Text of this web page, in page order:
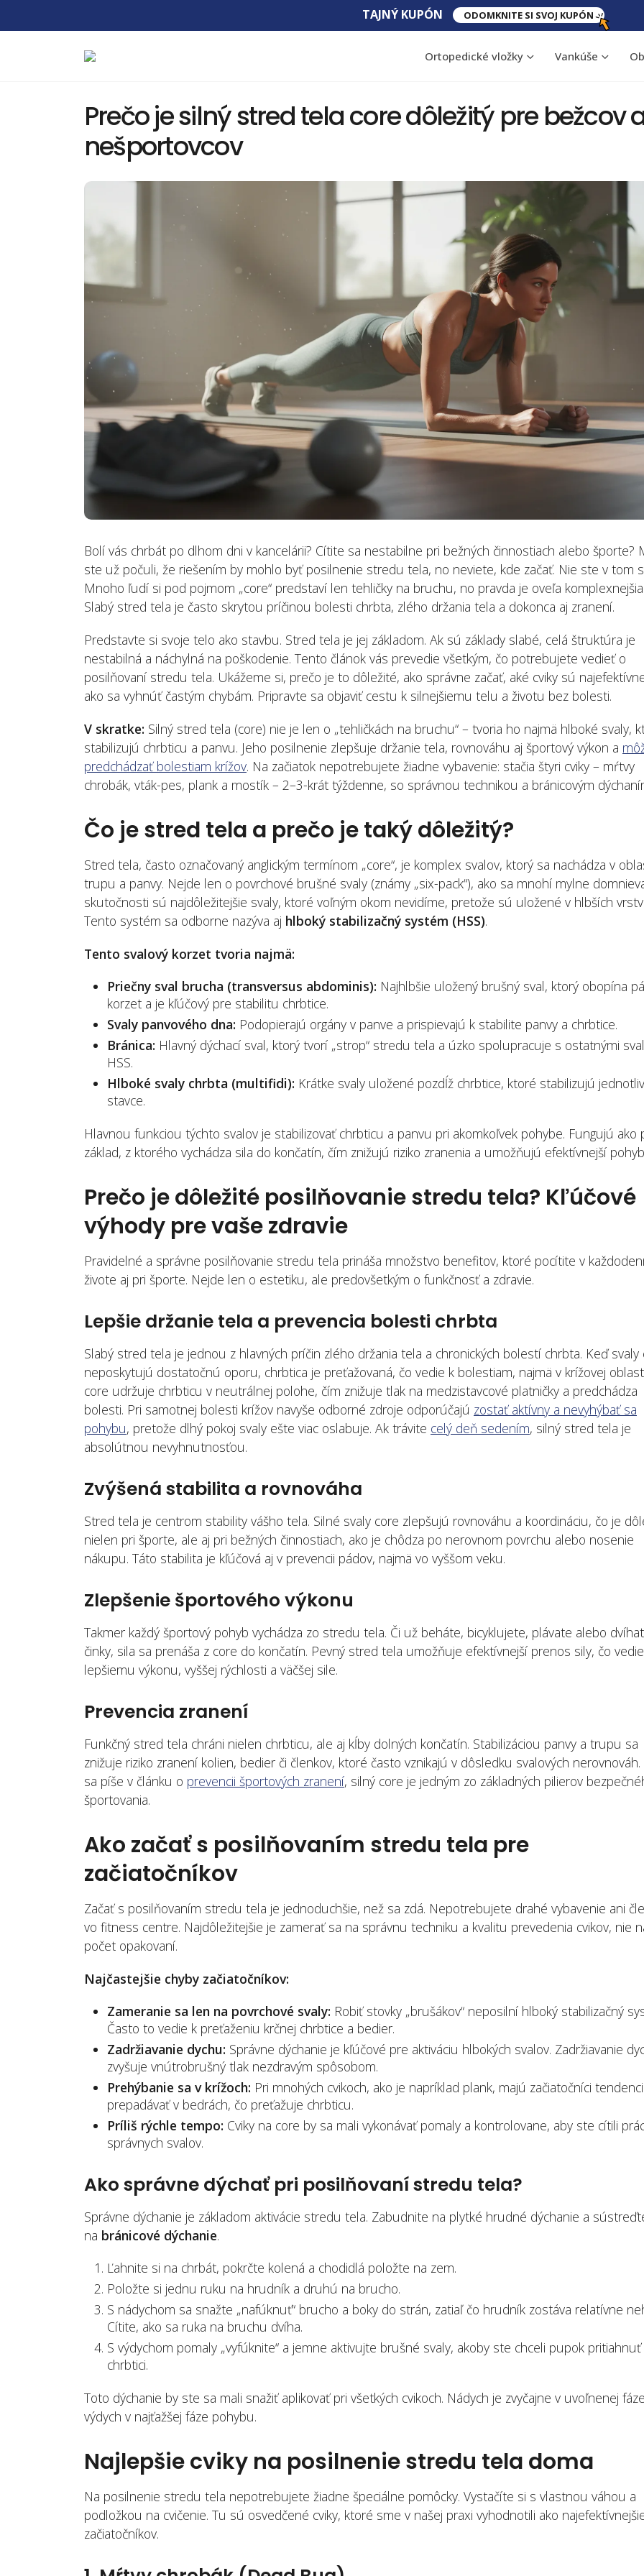
TAJNÝ​ KUPÓN ODOMKNITE SI SVOJ KUPÓN
Ortopedické vložky Vankúše
Prečo je silný stred tela core dôležitý pre bežcov
nešportovcov
Bolí vás chrbát po dlhom dni v kancelárii? Cítite sa nestabilne pri bežných činnostiach alebo športe?
ste už počuli, že riešením by mohlo byť posilnenie stredu tela, no neviete, kde začať. Nie ste v tom
Mnoho ľudí si pod pojmom „core“ predstaví len tehličky na bruchu, no pravda je oveľa komplexnejšia.
Slabý stred tela je často skrytou príčinou bolesti chrbta, zlého držania tela a dokonca aj zranení.
Predstavte si svoje telo ako stavbu. Stred tela je jej základom. Ak sú základy slabé, celá štruktúra je
nestabilná a náchylná na poškodenie. Tento článok vás prevedie všetkým, čo potrebujete vedieť o
posilňovaní stredu tela. Ukážeme si, prečo je to dôležité, ako správne začať, aké cviky sú
ako sa vyhnúť častým chybám. Pripravte sa objaviť cestu k silnejšiemu telu a životu bez bolesti.
V skratke: Silný stred tela (core) nie je len o „tehličkách na bruchu“ – tvoria ho najmä hlboké svaly,
stabilizujú chrbticu a panvu. Jeho posilnenie zlepšuje držanie tela, rovnováhu aj športový výkon a
predchádzať bolestiam krížov. Na začiatok nepotrebujete žiadne vybavenie: stačia štyri cviky – mŕtvy
chrobák, vták-pes, plank a mostík – 2–3-krát týždenne, so správnou technikou a bránicovým
Čo je stred tela a prečo je taký dôležitý?
Stred tela, často označovaný anglickým termínom „core“, je komplex svalov, ktorý sa nachádza v
trupu a panvy. Nejde len o povrchové brušné svaly (známy „six-pack“), ako sa mnohí mylne
skutočnosti sú najdôležitejšie svaly, ktoré voľným okom nevidíme, pretože sú uložené v hlbších
Tento systém sa odborne nazýva aj hlboký stabilizačný systém (HSS).
Tento svalový korzet tvoria najmä:
Priečny sval brucha (transversus abdominis): Najhlbšie uložený brušný sval, ktorý obopína
korzet a je kľúčový pre stabilitu chrbtice.
Svaly panvového dna: Podopierajú orgány v panve a prispievajú k stabilite panvy a chrbtice.
Bránica: Hlavný dýchací sval, ktorý tvorí „strop“ stredu tela a úzko spolupracuje s ostatnými
HSS.
Hlboké svaly chrbta (multifidi): Krátke svaly uložené pozdĺž chrbtice, ktoré stabilizujú
stavce.
Hlavnou funkciou týchto svalov je stabilizovať chrbticu a panvu pri akomkoľvek pohybe. Fungujú ako
základ, z ktorého vychádza sila do končatín, čím znižujú riziko zranenia a umožňujú efektívnejší
Prečo je dôležité posilňovanie stredu tela? Kľúčové
výhody pre vaše zdravie
Pravidelné a správne posilňovanie stredu tela prináša množstvo benefitov, ktoré pocítite v
živote aj pri športe. Nejde len o estetiku, ale predovšetkým o funkčnosť a zdravie.
Lepšie držanie tela a prevencia bolesti chrbta
Slabý stred tela je jednou z hlavných príčin zlého držania tela a chronických bolestí chrbta. Keď svaly
neposkytujú dostatočnú oporu, chrbtica je preťažovaná, čo vedie k bolestiam, najmä v krížovej
core udržuje chrbticu v neutrálnej polohe, čím znižuje tlak na medzistavcové platničky a predchádza
bolesti. Pri samotnej bolesti krížov navyše odborné zdroje odporúčajú zostať aktívny a nevyhýbať sa
pohybu, pretože dlhý pokoj svaly ešte viac oslabuje. Ak trávite celý deň sedením, silný stred tela je
absolútnou nevyhnutnosťou.
Zvýšená stabilita a rovnováha
Stred tela je centrom stability vášho tela. Silné svaly core zlepšujú rovnováhu a koordináciu, čo je
nielen pri športe, ale aj pri bežných činnostiach, ako je chôdza po nerovnom povrchu alebo nosenie
nákupu. Táto stabilita je kľúčová aj v prevencii pádov, najmä vo vyššom veku.
Zlepšenie športového výkonu
Takmer každý športový pohyb vychádza zo stredu tela. Či už beháte, bicyklujete, plávate alebo
činky, sila sa prenáša z core do končatín. Pevný stred tela umožňuje efektívnejší prenos sily, čo
lepšiemu výkonu, vyššej rýchlosti a väčšej sile.
Prevencia zranení
Funkčný stred tela chráni nielen chrbticu, ale aj kĺby dolných končatín. Stabilizáciou panvy a trupu sa
znižuje riziko zranení kolien, bedier či členkov, ktoré často vznikajú v dôsledku svalových nerovnováh.
sa píše v článku o prevencii športových zranení, silný core je jedným zo základných pilierov
športovania.
Ako začať s posilňovaním stredu tela pre
začiatočníkov
Začať s posilňovaním stredu tela je jednoduchšie, než sa zdá. Nepotrebujete drahé vybavenie ani
vo fitness centre. Najdôležitejšie je zamerať sa na správnu techniku a kvalitu prevedenia cvikov, nie
počet opakovaní.
Najčastejšie chyby začiatočníkov:
Zameranie sa len na povrchové svaly: Robiť stovky „brušákov“ neposilní hlboký stabilizačný
Často to vedie k preťaženiu krčnej chrbtice a bedier.
Zadržiavanie dychu: Správne dýchanie je kľúčové pre aktiváciu hlbokých svalov. Zadržiavanie
zvyšuje vnútrobrušný tlak nezdravým spôsobom.
Prehýbanie sa v krížoch: Pri mnohých cvikoch, ako je napríklad plank, majú začiatočníci
prepadávať v bedrách, čo preťažuje chrbticu.
Príliš rýchle tempo: Cviky na core by sa mali vykonávať pomaly a kontrolovane, aby ste cítili
správnych svalov.
Ako správne dýchať pri posilňovaní stredu tela?
Správne dýchanie je základom aktivácie stredu tela. Zabudnite na plytké hrudné dýchanie a
na bránicové dýchanie.
Ľahnite si na chrbát, pokrčte kolená a chodidlá položte na zem.
Položte si jednu ruku na hrudník a druhú na brucho.
S nádychom sa snažte „nafúknuť“ brucho a boky do strán, zatiaľ čo hrudník zostáva relatívne
Cítite, ako sa ruka na bruchu dvíha.
S výdychom pomaly „vyfúknite“ a jemne aktivujte brušné svaly, akoby ste chceli pupok pritiahnuť
chrbtici.
Toto dýchanie by ste sa mali snažiť aplikovať pri všetkých cvikoch. Nádych je zvyčajne v uvoľnenej
výdych v najťažšej fáze pohybu.
Najlepšie cviky na posilnenie stredu tela doma
Na posilnenie stredu tela nepotrebujete žiadne špeciálne pomôcky. Vystačíte si s vlastnou váhou a
podložkou na cvičenie. Tu sú osvedčené cviky, ktoré sme v našej praxi vyhodnotili ako
začiatočníkov.
Skolióza u dospelých: dá
Podvrtnutie členka: prvá
pomoc a rehabilitácia
3 augusta, 2026
Bolesť ramena: príčiny a
cviky pre úľavu
31 júla, 2026
Ischias (zápal
nervu): príčiny a
28 júla, 2026
Ergonomická
25 júla, 2026
Správne
sedení: opora
sedu
25 júla, 2026